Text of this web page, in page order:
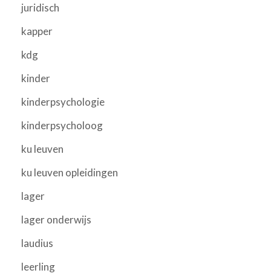
juridisch
kapper
kdg
kinder
kinderpsychologie
kinderpsycholoog
ku leuven
ku leuven opleidingen
lager
lager onderwijs
laudius
leerling